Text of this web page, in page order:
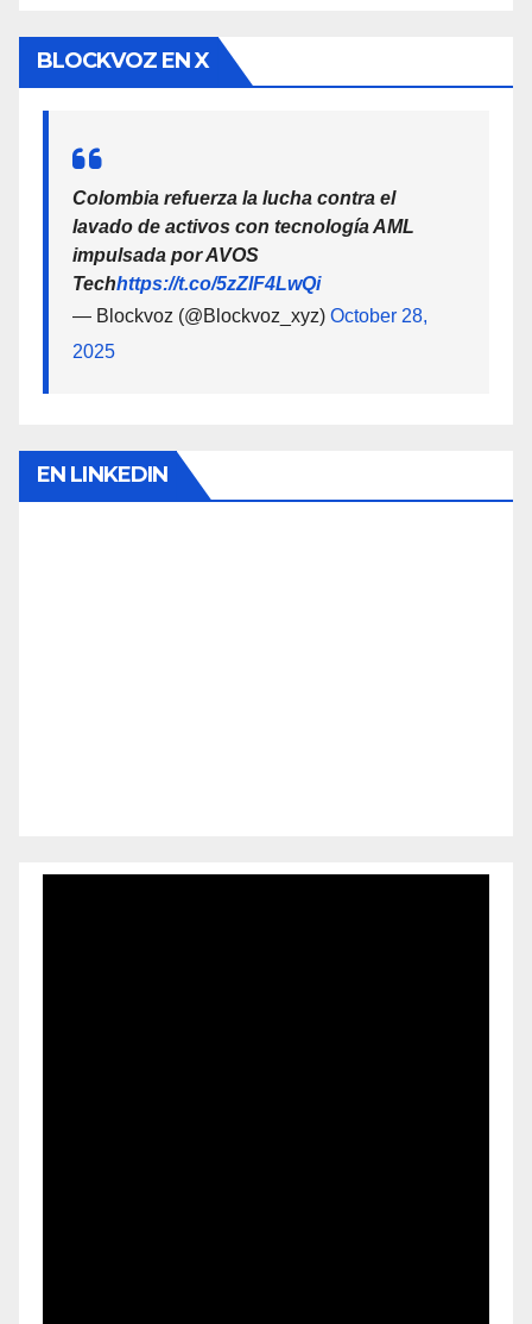
BLOCKVOZ EN X
Colombia refuerza la lucha contra el
lavado de activos con tecnología AML
impulsada por AVOS
Techhttps://t.co/5zZlF4LwQi
— Blockvoz (@Blockvoz_xyz) October 28,
2025
EN LINKEDIN